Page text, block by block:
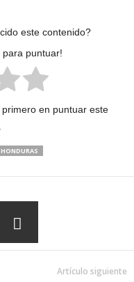
este contenido?
para puntuar!
en puntuar este
Artículo siguiente